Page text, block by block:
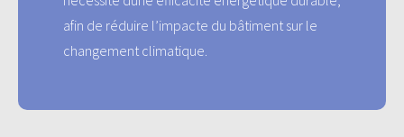
afin de réduire l’impacte du bâtiment sur le
changement climatique.